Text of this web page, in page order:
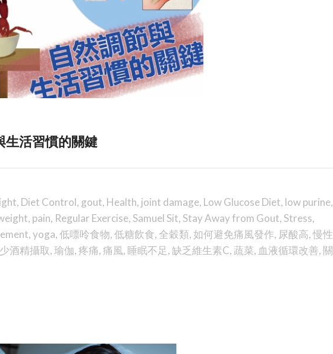
生活習慣的關鍵
, Diet Control, gout, Health, joint damage, Low Glucose Diet, low purine,
, pain, Regular Exercise, Samuel Sit, Stay Away from Gout, Stress,
,yoga,低嘌呤食物,低糖飲食,全穀類,如何避免痛風發作, 尿酸高,慢性
酒精攝取,瑜伽,疼痛,痛風, 睡眠不足,缺乏維生素C,蔬菜, 血液循環改善, 關